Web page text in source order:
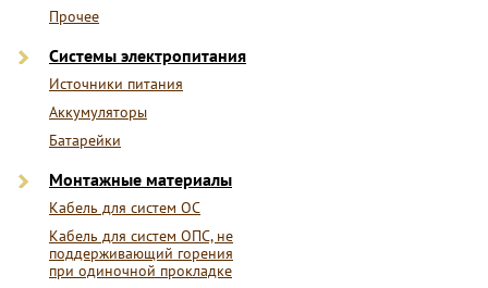
Прочее
Системы электропитания
Источники питания
Аккумуляторы
Батарейки
Монтажные материалы
Кабель для систем ОС
Кабель для систем ОПС, не
поддерживающий горения
при одиночной прокладке